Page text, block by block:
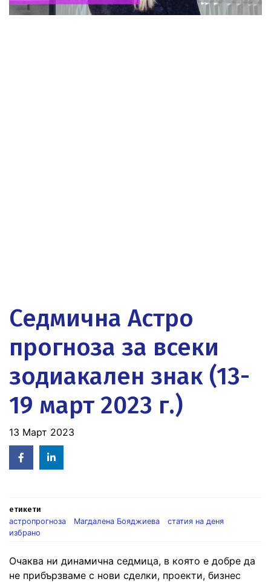
Седмична Астро
прогноза за всеки
зодиакален знак (13-
19 март 2023 г.)
13 Март 2023
Facebook
in
етикети
астропрогноза
Магдалена Бояджиева
статия на деня
избрано
Очаква ни динамична седмица, в която е добре да
не прибързваме с нови сделки, проекти, бизнес